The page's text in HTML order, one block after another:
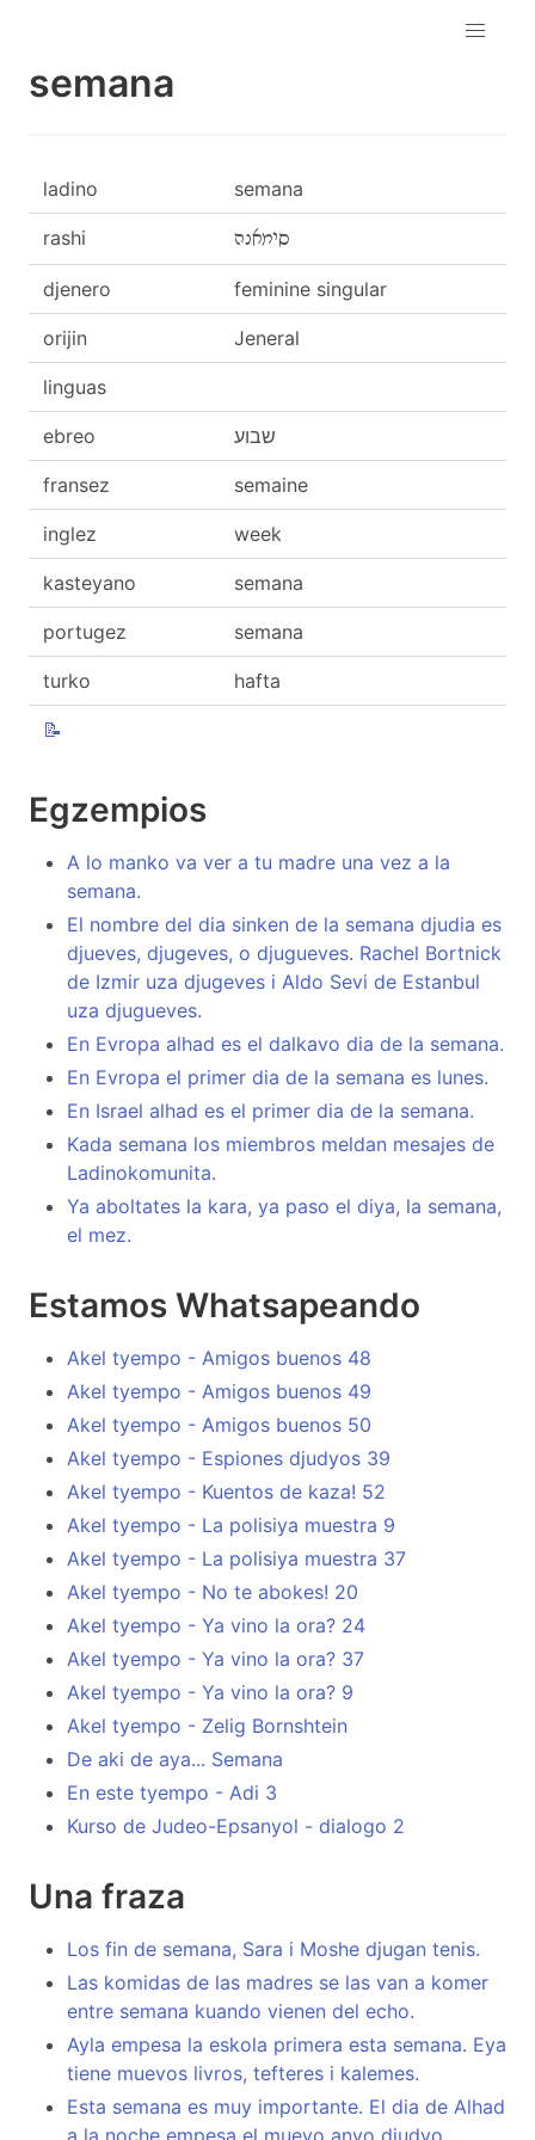
semana
ladino semana
rashi סימאנה
djenero feminine singular
orijin Jeneral
linguas
ebreo שבוע
fransez semaine
inglez week
kasteyano semana
portugez semana
turko hafta
📝
Egzempios
A lo manko va ver a tu madre una vez a la
semana.
El nombre del dia sinken de la semana djudia es
djueves, djugeves, o djugueves. Rachel Bortnick
de Izmir uza djugeves i Aldo Sevi de Estanbul
uza djugueves.
En Evropa alhad es el dalkavo dia de la semana.
En Evropa el primer dia de la semana es lunes.
En Israel alhad es el primer dia de la semana.
Kada semana los miembros meldan mesajes de
Ladinokomunita.
Ya aboltates la kara, ya paso el diya, la semana,
el mez.
Estamos Whatsapeando
Akel tyempo - Amigos buenos 48
Akel tyempo - Amigos buenos 49
Akel tyempo - Amigos buenos 50
Akel tyempo - Espiones djudyos 39
Akel tyempo - Kuentos de kaza! 52
Akel tyempo - La polisiya muestra 9
Akel tyempo - La polisiya muestra 37
Akel tyempo - No te abokes! 20
Akel tyempo - Ya vino la ora? 24
Akel tyempo - Ya vino la ora? 37
Akel tyempo - Ya vino la ora? 9
Akel tyempo - Zelig Bornshtein
De aki de aya... Semana
En este tyempo - Adi 3
Kurso de Judeo-Epsanyol - dialogo 2
Una fraza
Los fin de semana, Sara i Moshe djugan tenis.
Las komidas de las madres se las van a komer
entre semana kuando vienen del echo.
Ayla empesa la eskola primera esta semana. Eya
tiene muevos livros, tefteres i kalemes.
Esta semana es muy importante. El dia de Alhad
a la noche empesa el muevo anyo djudyo.